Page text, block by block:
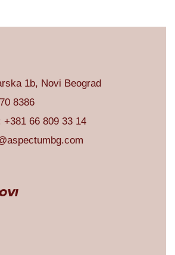
1b, Novi Beograd
8386
+381 66 809 33 14